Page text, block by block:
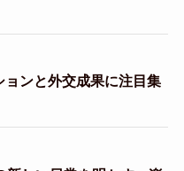
ンと外交成果に注目集